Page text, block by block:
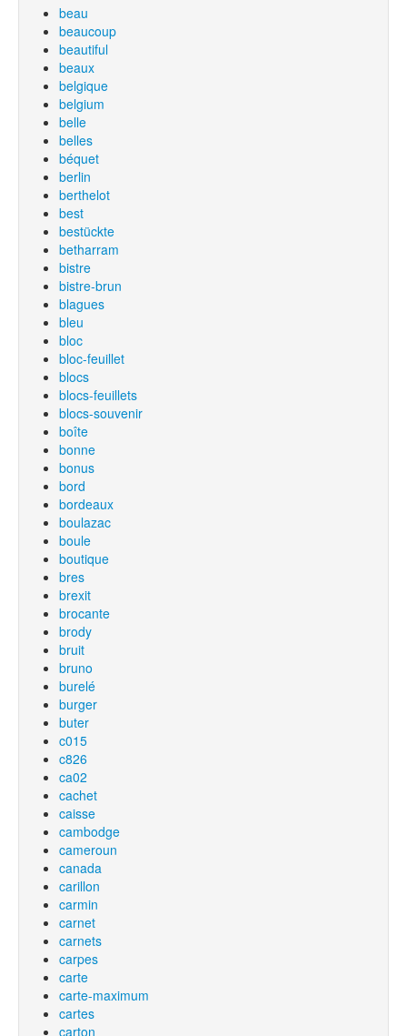
beau
beaucoup
beautiful
beaux
belgique
belgium
belle
belles
béquet
berlin
berthelot
best
bestückte
betharram
bistre
bistre-brun
blagues
bleu
bloc
bloc-feuillet
blocs
blocs-feuillets
blocs-souvenir
boîte
bonne
bonus
bord
bordeaux
boulazac
boule
boutique
bres
brexit
brocante
brody
bruit
bruno
burelé
burger
buter
c015
c826
ca02
cachet
caisse
cambodge
cameroun
canada
carillon
carmin
carnet
carnets
carpes
carte
carte-maximum
cartes
carton